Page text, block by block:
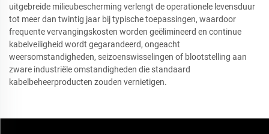
uitgebreide milieubescherming verlengt de operationele levensduur
tot meer dan twintig jaar bij typische toepassingen, waardoor
frequente vervangingskosten worden geëlimineerd en continue
kabelveiligheid wordt gegarandeerd, ongeacht
weersomstandigheden, seizoenswisselingen of blootstelling aan
zware industriële omstandigheden die standaard
kabelbeheerproducten zouden vernietigen.